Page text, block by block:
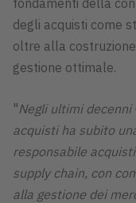
degli acquisti come
oltre alla
gestione ottimale.
"Negli ultimi decenni
acquisti ha subito
responsabile
supply chain, con
alla gestione dei